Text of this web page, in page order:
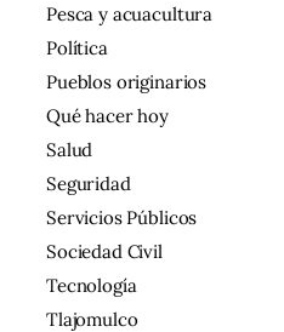
Pesca y acuacultura
Política
Pueblos originarios
Qué hacer hoy
Salud
Seguridad
Servicios Públicos
Sociedad Civil
Tecnología
Tlajomulco